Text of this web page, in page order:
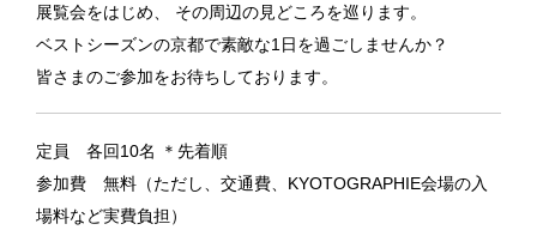
展覧会をはじめ、 その周辺の見どころを巡ります。
ベストシーズンの京都で素敵な1日を過ごしませんか？
皆さまのご参加をお待ちしております。
定員 各回10名 ＊先着順
参加費 無料（ただし、交通費、KYOTOGRAPHIE会場の入
場料など実費負担）